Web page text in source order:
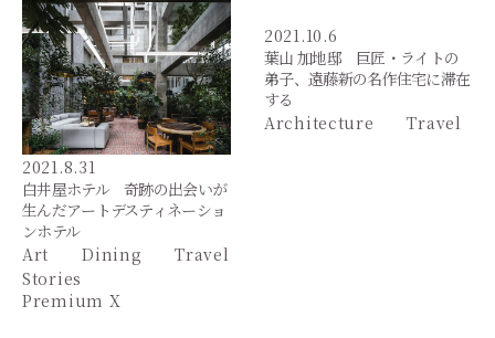
2021.8.31
白井屋ホテル 奇跡の出会いが
生んだアートデスティネーショ
ンホテル
Art
Dining Travel
2021.10.6
葉山 加地邸 巨匠・ライトの
弟子、遠藤新の名作住宅に滞在
する
Architecture
Travel
Stories
Premium X